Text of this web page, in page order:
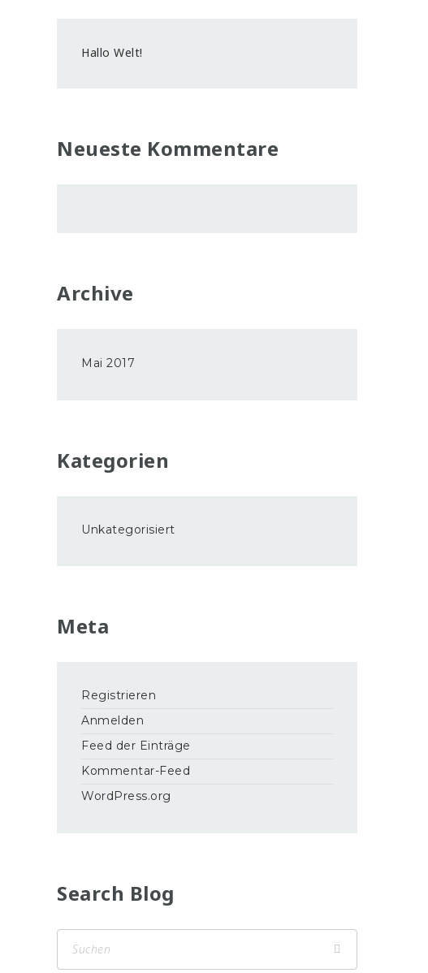
Hallo Welt!
Neueste Kommentare
Archive
Mai 2017
Kategorien
Unkategorisiert
Meta
Registrieren
Anmelden
Feed der Einträge
Kommentar-Feed
WordPress.org
Search Blog